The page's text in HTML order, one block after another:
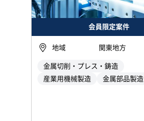
会員限定案件
地域 関東地方
金属切削・プレス・鋳造
産業用機械製造
金属部品製造